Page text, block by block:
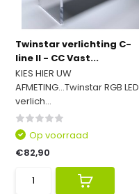
Twinstar verlichting C-
line II - CC Vast...
KIES HIER UW
AFMETING...Twinstar RGB LED
verlich...
Op voorraad
€82,90